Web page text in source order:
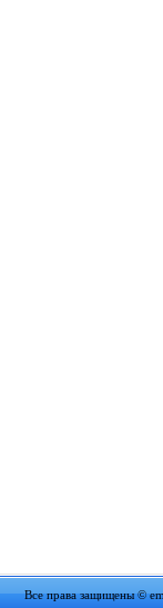
Все права защищены©